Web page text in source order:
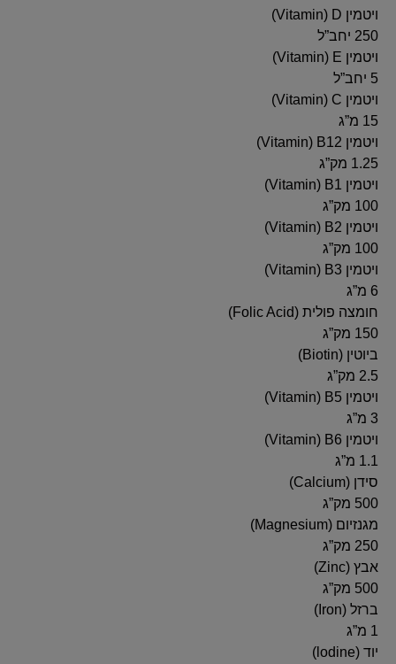
ויטמין D‏ (Vitamin)‏
250 יחב”ל
ויטמין E‏ (Vitamin)‏
5 יחב”ל
ויטמין C‏ (Vitamin)‏
15 מ”ג
ויטמין B12‏ (Vitamin)‏
1.25 מק”ג
ויטמין B1‏ (Vitamin)‏
100 מק”ג
ויטמין B2‏ (Vitamin)‏
100 מק”ג
ויטמין B3‏ (Vitamin)‏
6 מ”ג
חומצה פולית‏ (Folic Acid)‏
150 מק”ג
ביוטין‏ (Biotin)‏
2.5 מק”ג
ויטמין B5‏ (Vitamin)‏
3 מ”ג
ויטמין B6‏ (Vitamin)‏
1.1 מ”ג
סידן‏ (Calcium)‏
500 מק”ג
מגנזיום‏ (Magnesium)‏
250 מק”ג
אבץ‏ (Zinc)‏
500 מק”ג
ברזל‏ (Iron)‏
1 מ”ג
יוד‏ (lodine)‏